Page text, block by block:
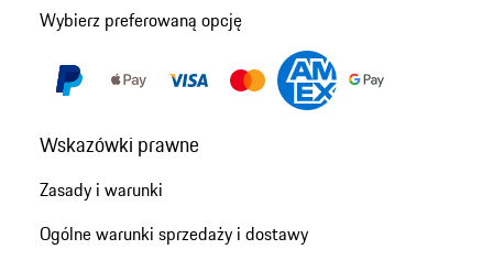
Wybierz preferowaną opcję
Wskazówki prawne
Zasady i warunki
Ogólne warunki sprzedaży i dostawy